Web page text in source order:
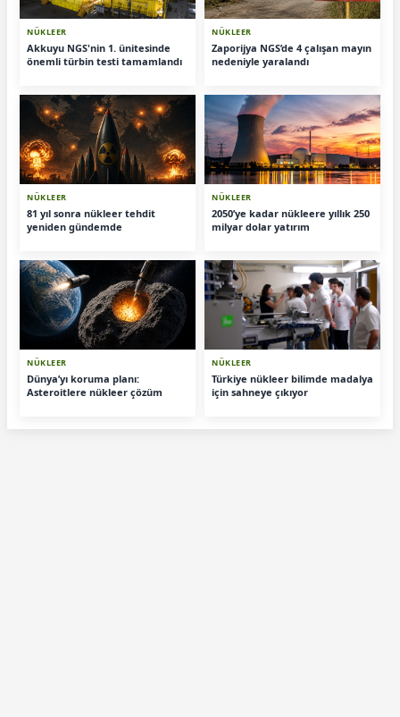
NÜKLEER
Akkuyu NGS'nin 1. ünitesinde
önemli türbin testi tamamlandı
NÜKLEER
Zaporijya NGS’de 4 çalışan mayın
nedeniyle yaralandı
NÜKLEER
81 yıl sonra nükleer tehdit
yeniden gündemde
NÜKLEER
2050’ye kadar nükleere yıllık 250
milyar dolar yatırım
NÜKLEER
Dünya’yı koruma planı:
Asteroitlere nükleer çözüm
NÜKLEER
Türkiye nükleer bilimde madalya
için sahneye çıkıyor